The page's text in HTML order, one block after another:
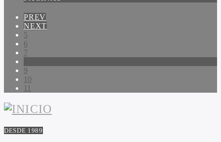
PREV
NEXT
5
6
7
9
10
11
DESDE 1989